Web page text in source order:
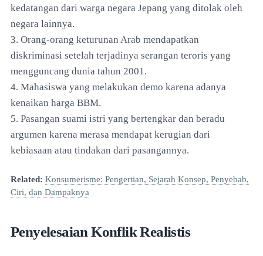
kedatangan dari warga negara Jepang yang ditolak oleh
negara lainnya.
3. Orang-orang keturunan Arab mendapatkan
diskriminasi setelah terjadinya serangan teroris yang
mengguncang dunia tahun 2001.
4. Mahasiswa yang melakukan demo karena adanya
kenaikan harga BBM.
5. Pasangan suami istri yang bertengkar dan beradu
argumen karena merasa mendapat kerugian dari
kebiasaan atau tindakan dari pasangannya.
Related: Konsumerisme: Pengertian, Sejarah Konsep, Penyebab,
Ciri, dan Dampaknya
Penyelesaian Konflik Realistis